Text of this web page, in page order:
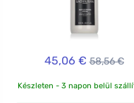
45,06 € 58,56 €
Készleten - 3 napon belül